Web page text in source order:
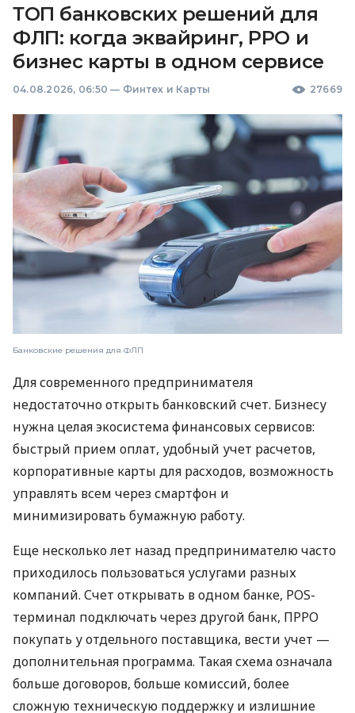
ТОП банковских решений для
ФЛП: когда эквайринг, РРО и
бизнес карты в одном сервисе
04.08.2026, 06:50 — Финтех и Карты 27669
Банковские решения для ФЛП
Для современного предпринимателя
недостаточно открыть банковский счет. Бизнесу
нужна целая экосистема финансовых сервисов:
быстрый прием оплат, удобный учет расчетов,
корпоративные карты для расходов, возможность
управлять всем через смартфон и
минимизировать бумажную работу.
Еще несколько лет назад предпринимателю часто
приходилось пользоваться услугами разных
компаний. Счет открывать в одном банке, POS-
терминал подключать через другой банк, ПРРО
покупать у отдельного поставщика, вести учет —
дополнительная программа. Такая схема означала
больше договоров, больше комиссий, более
сложную техническую поддержку и излишние